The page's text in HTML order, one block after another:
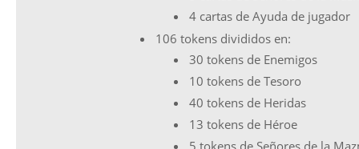
4 cartas de Ayuda de jugador
106 tokens divididos en:
30 tokens de Enemigos
10 tokens de Tesoro
40 tokens de Heridas
13 tokens de Héroe
5 tokens de Señores de la